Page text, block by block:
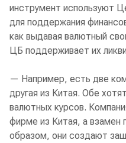
инструмент используют
для поддержания
как выдавая валютный
ЦБ поддерживает их
— Например, есть две
другая из Китая. Обе
валютных курсов.
фирме из Китая, а взамен
образом, они создают